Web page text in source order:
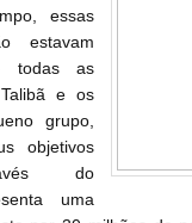
essas
estavam
todas as
e os
grupo,
objetivos
do
uma